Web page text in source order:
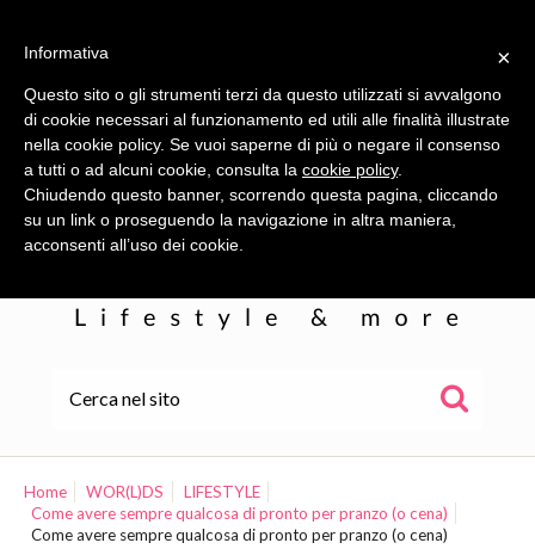
WOR(L)DS
Home WOR(L)DS
LIFESTYLE
Come avere sempre qualcosa di pronto per pranzo (o cena)
Come avere sempre qualcosa di pronto per pranzo (o cena)
×
Informativa
Questo sito o gli strumenti terzi da questo utilizzati si avvalgono
di cookie necessari al funzionamento ed utili alle finalità illustrate
nella cookie policy. Se vuoi saperne di più o negare il consenso
a tutti o ad alcuni cookie, consulta la cookie policy.
Chiudendo questo banner, scorrendo questa pagina, cliccando
su un link o proseguendo la navigazione in altra maniera,
acconsenti all’uso dei cookie.